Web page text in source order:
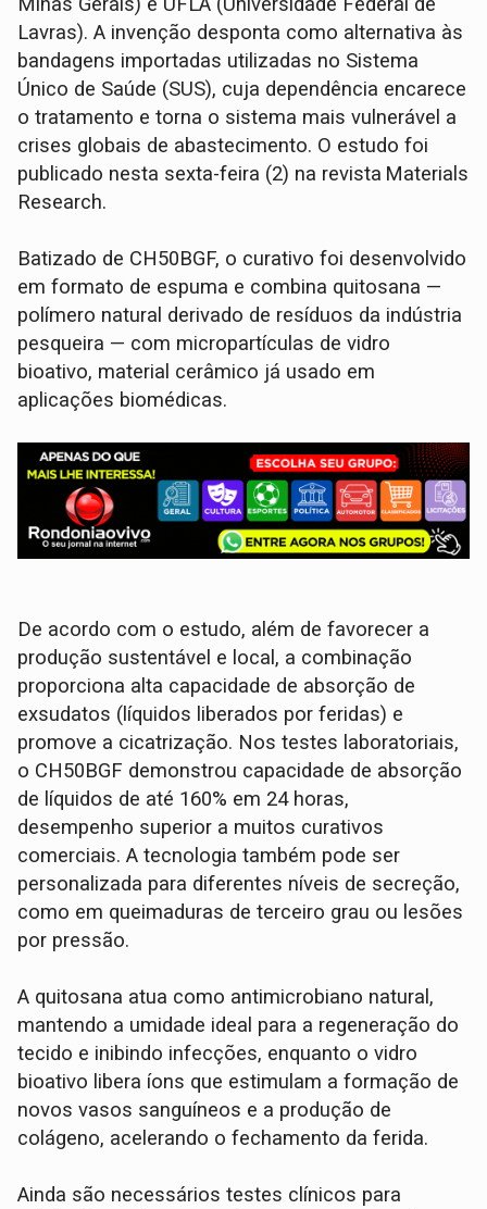
Lavras). A invenção desponta como alternativa às
bandagens importadas utilizadas no Sistema
Único de Saúde (SUS), cuja dependência encarece
o tratamento e torna o sistema mais vulnerável a
crises globais de abastecimento. O estudo foi
publicado nesta sexta-feira (2) na revista Materials
Research.
Batizado de CH50BGF, o curativo foi desenvolvido
em formato de espuma e combina quitosana —
polímero natural derivado de resíduos da indústria
pesqueira — com micropartículas de vidro
bioativo, material cerâmico já usado em
aplicações biomédicas.
De acordo com o estudo, além de favorecer a
produção sustentável e local, a combinação
proporciona alta capacidade de absorção de
exsudatos (líquidos liberados por feridas) e
promove a cicatrização. Nos testes laboratoriais,
o CH50BGF demonstrou capacidade de absorção
de líquidos de até 160% em 24 horas,
desempenho superior a muitos curativos
comerciais. A tecnologia também pode ser
personalizada para diferentes níveis de secreção,
como em queimaduras de terceiro grau ou lesões
por pressão.
A quitosana atua como antimicrobiano natural,
mantendo a umidade ideal para a regeneração do
tecido e inibindo infecções, enquanto o vidro
bioativo libera íons que estimulam a formação de
novos vasos sanguíneos e a produção de
colágeno, acelerando o fechamento da ferida.
Ainda são necessários testes clínicos para